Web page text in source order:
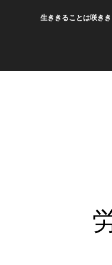
生ききることは咲き